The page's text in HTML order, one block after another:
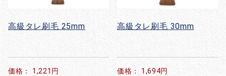
高級タレ刷毛 25mm
価格： 1,221円
高級タレ刷毛 30mm
価格： 1,694円